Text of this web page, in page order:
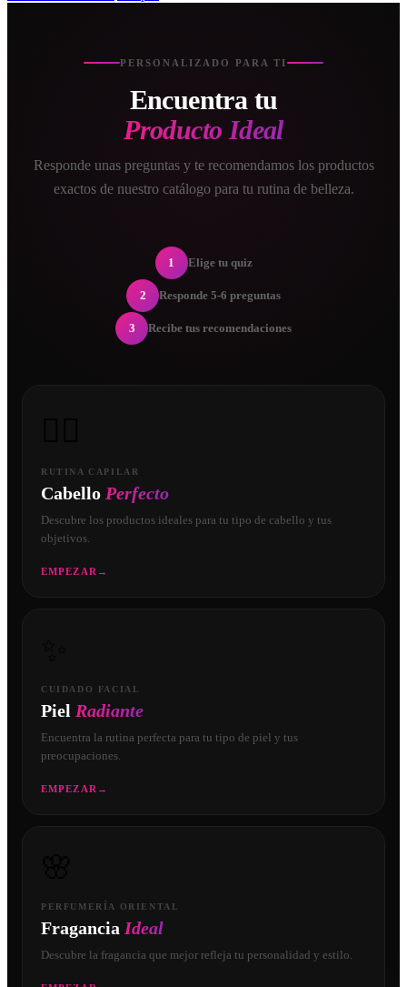
PERSONALIZADO PARA TI
Encuentra tu
Producto Ideal
Responde unas preguntas y te recomendamos los productos
exactos de nuestro catálogo para tu rutina de belleza.
1 Elige tu quiz
2 Responde 5-6 preguntas
3 Recibe tus recomendaciones
RUTINA CAPILAR
Cabello Perfecto
Descubre los productos ideales para tu tipo de cabello y tus
objetivos.
EMPEZAR →
CUIDADO FACIAL
Piel Radiante
Encuentra la rutina perfecta para tu tipo de piel y tus
preocupaciones.
EMPEZAR →
PERFUMERÍA ORIENTAL
Fragancia Ideal
Descubre la fragancia que mejor refleja tu personalidad y estilo.